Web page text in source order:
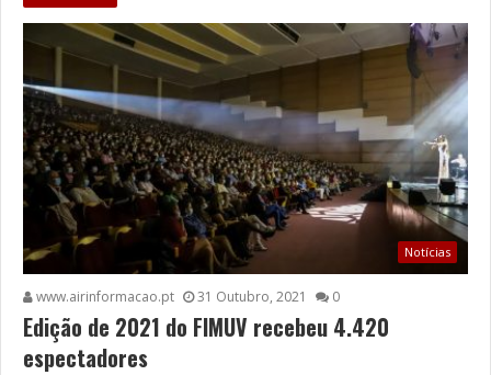
Notícias
www.airinformacao.pt 31 Outubro, 2021 0
Edição de 2021 do FIMUV recebeu 4.420
espectadores